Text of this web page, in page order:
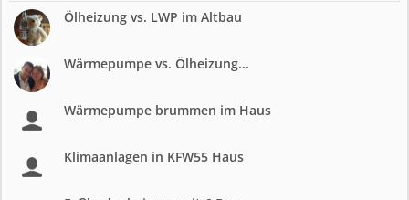
Ölheizung vs. LWP im Altbau
Wärmepumpe vs. Ölheizung...
Wärmepumpe brummen im Haus
Klimaanlagen in KFW55 Haus